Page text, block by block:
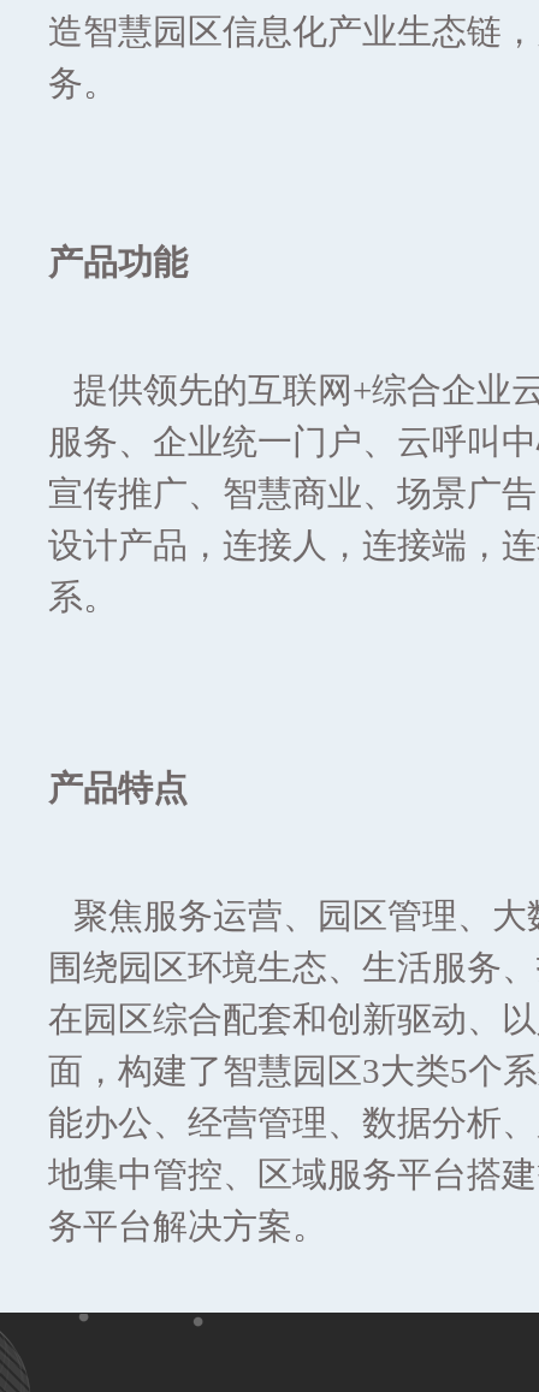
造智慧园区信息化产业生态链
务。
产品功能
提供领先的互联网+综合企业
服务、企业统一门户、云呼叫
宣传推广、智慧商业、场景广
设计产品，连接人，连接端，
系。
产品特点
聚焦服务运营、园区管理、
围绕园区环境生态、生活服务
在园区综合配套和创新驱动、
面，构建了智慧园区3大类5个
能办公、经营管理、数据分析
地集中管控、区域服务平台搭
务平台解决方案。